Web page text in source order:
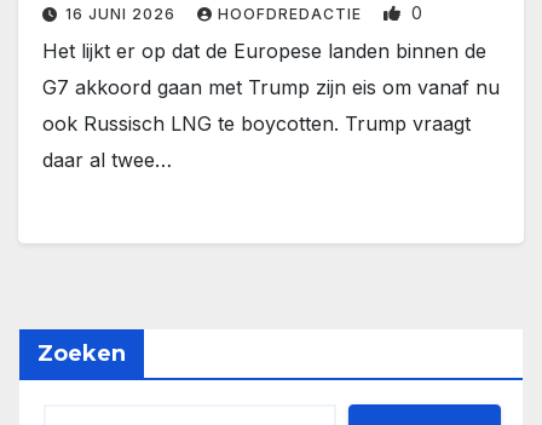
16 JUNI 2026 HOOFDREDACTIE 0
Het lijkt er op dat de Europese landen binnen de
G7 akkoord gaan met Trump zijn eis om vanaf nu
ook Russisch LNG te boycotten. Trump vraagt
daar al twee…
Zoeken